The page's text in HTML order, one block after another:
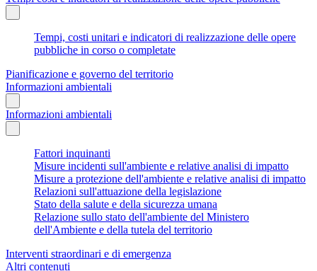
Tempi, costi unitari e indicatori di realizzazione delle opere
pubbliche in corso o completate
Pianificazione e governo del territorio
Informazioni ambientali
Informazioni ambientali
Fattori inquinanti
Misure incidenti sull'ambiente e relative analisi di impatto
Misure a protezione dell'ambiente e relative analisi di impatto
Relazioni sull'attuazione della legislazione
Stato della salute e della sicurezza umana
Relazione sullo stato dell'ambiente del Ministero
dell'Ambiente e della tutela del territorio
Interventi straordinari e di emergenza
Altri contenuti